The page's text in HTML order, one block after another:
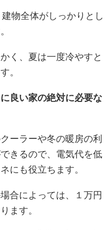
物全体がしっかりとし
く、夏は一度冷やすと
。
良い家の絶対に必要な
ーラーや冬の暖房の利
きるので、電気代を低
にも役立ちます。
合によっては、１万円
ます。